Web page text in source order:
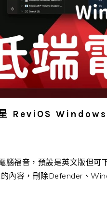
ReviOS Windows
腦福音，預設是英文版但
內容，刪除Defender、